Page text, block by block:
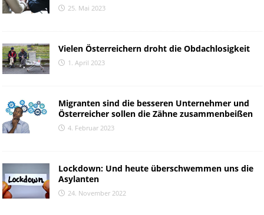
25. Mai 2023
Vielen Österreichern droht die Obdachlosigkeit
1. April 2023
Migranten sind die besseren Unternehmer und
Österreicher sollen die Zähne zusammenbeißen
4. Februar 2023
Lockdown: Und heute überschwemmen uns die
Asylanten
24. November 2022